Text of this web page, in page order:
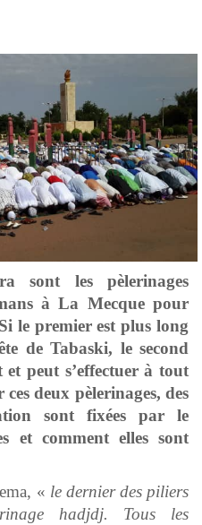
sont les pèlerinages
à La Mecque pour
le premier est plus long
de Tabaski, le second
peut s’effectuer à tout
deux pèlerinages, des
sont fixées par le
et comment elles sont
« le dernier des piliers
hadjdj. Tous les